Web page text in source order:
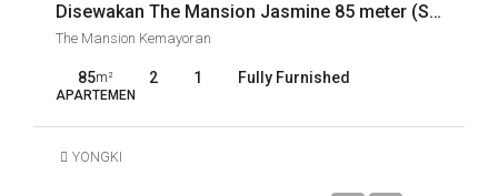
Disewakan The Mansion Jasmine 85 meter (SKC-16256)
The Mansion Kemayoran
85m² 2 1 Fully Furnished
APARTEMEN
YONGKI